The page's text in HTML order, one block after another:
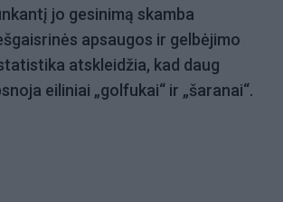
jo gesinimą skamba
apsaugos ir gelbėjimo
atskleidžia, kad daug
eiliniai „golfukai“ ir „šaranai“.